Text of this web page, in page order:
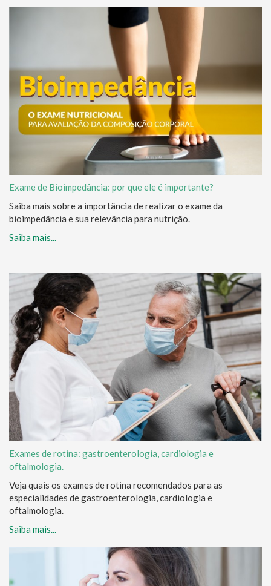
Exame de Bioimpedância: por que ele é importante?
Saiba mais sobre a importância de realizar o exame da
bioimpedância e sua relevância para nutrição.
Saiba mais...
Exames de rotina: gastroenterologia, cardiologia e
oftalmologia.
Veja quais os exames de rotina recomendados para as
especialidades de gastroenterologia, cardiologia e
oftalmologia.
Saiba mais...